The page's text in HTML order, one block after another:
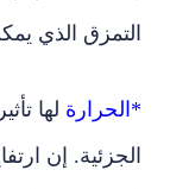
الذي يمكن
لها تأثير
إن ارتفاع